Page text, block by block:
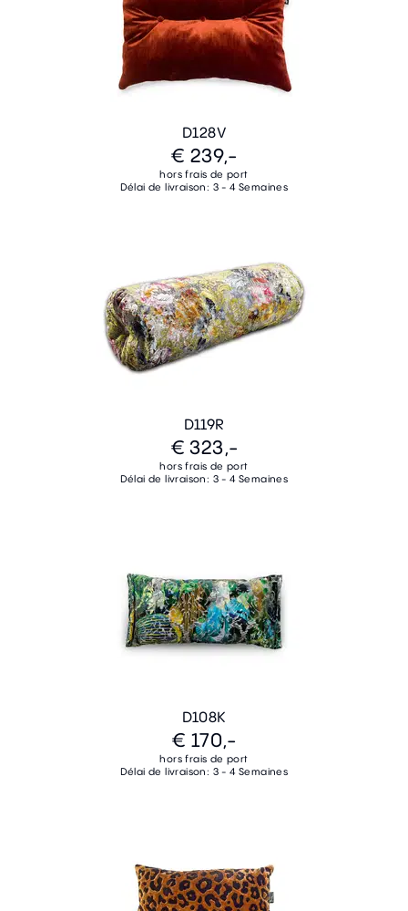
D128V
€ 239,-
hors frais de port
Délai de livraison: 3 - 4 Semaines
D119R
€ 323,-
hors frais de port
Délai de livraison: 3 - 4 Semaines
D108K
€ 170,-
hors frais de port
Délai de livraison: 3 - 4 Semaines